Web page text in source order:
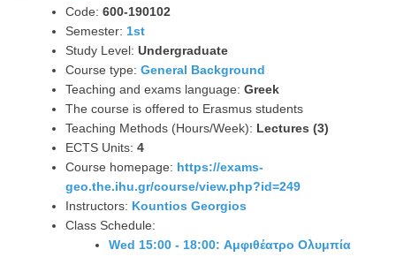
Code: 600-190102
Semester: 1st
Study Level: Undergraduate
Course type: General Background
Teaching and exams language: Greek
The course is offered to Erasmus students
Teaching Methods (Hours/Week): Lectures (3)
ECTS Units: 4
Course homepage: https://exams-
geo.the.ihu.gr/course/view.php?id=249
Instructors: Kountios Georgios
Class Schedule:
Wed 15:00 - 18:00: Αμφιθέατρο Ολυμπία